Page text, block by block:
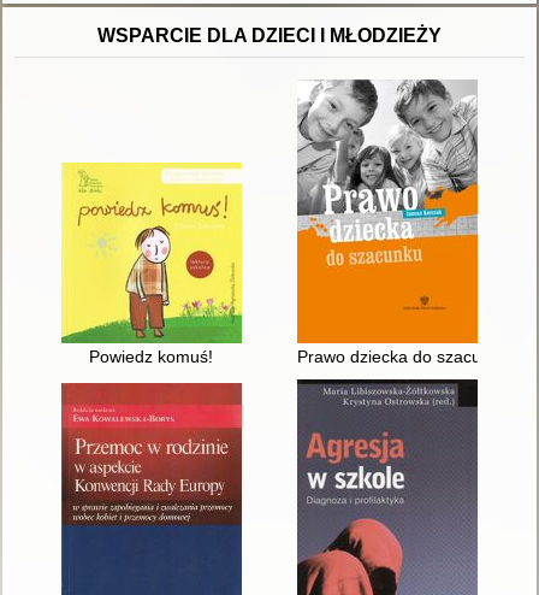
WSPARCIE DLA DZIECI I MŁODZIEŻY
Powiedz komuś! Prawo dziecka do szacunku